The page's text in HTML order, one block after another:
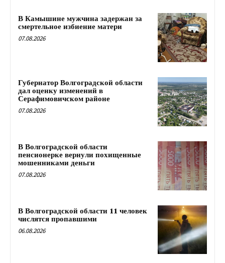
В Камышине мужчина задержан за
смертельное избиение матери
07.08.2026
Губернатор Волгоградской области
дал оценку изменений в
Серафимовичском районе
07.08.2026
В Волгоградской области
пенсионерке вернули похищенные
мошенниками деньги
07.08.2026
В Волгоградской области 11 человек
числятся пропавшими
06.08.2026